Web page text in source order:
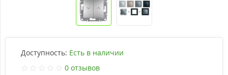
Доступность: Есть в наличии
0 отзывов